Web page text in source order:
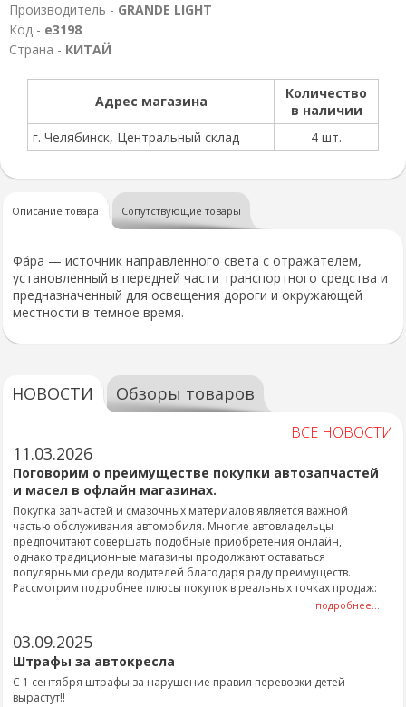
Производитель - GRANDE LIGHT
Код - е3198
Страна - КИТАЙ
Адрес магазина
Количество
в наличии
г. Челябинск, Центральный склад
4 шт.
Описание товара Сопутствующие товары
Фа́ра — источник направленного света с отражателем,
установленный в передней части транспортного средства и
предназначенный для освещения дороги и окружающей
местности в темное время.
НОВОСТИ Обзоры товаров
ВСЕ НОВОСТИ
11.03.2026
Поговорим о преимуществе покупки автозапчастей
и масел в офлайн магазинах.
Покупка запчастей и смазочных материалов является важной
частью обслуживания автомобиля. Многие автовладельцы
предпочитают совершать подобные приобретения онлайн,
однако традиционные магазины продолжают оставаться
популярными среди водителей благодаря ряду преимуществ.
Рассмотрим подробнее плюсы покупок в реальных точках продаж:
подробнее...
03.09.2025
Штрафы за автокресла
С 1 сентября штрафы за нарушение правил перевозки детей
вырастут!!